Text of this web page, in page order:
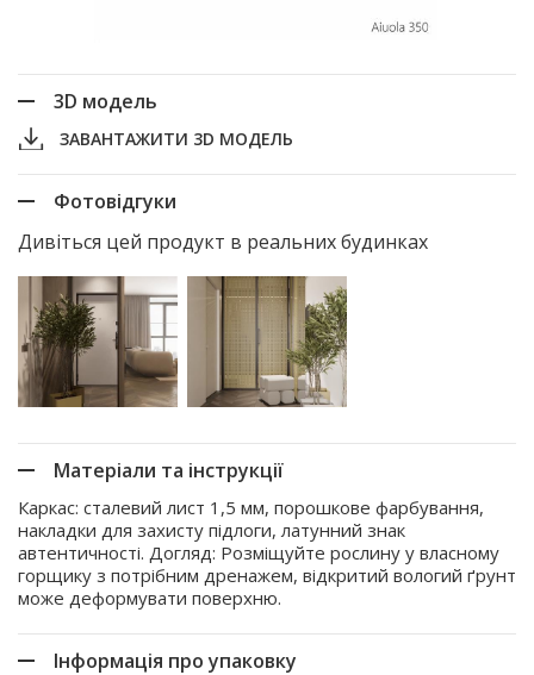
3D модель
ЗАВАНТАЖИТИ 3D МОДЕЛЬ
Фотовідгуки
Дивіться цей продукт в реальних будинках
Матеріали та інструкції
Каркас: сталевий лист 1,5 мм, порошкове фарбування,
накладки для захисту підлоги, латунний знак
автентичності. Догляд: Розміщуйте рослину у власному
горщику з потрібним дренажем, відкритий вологий ґрунт
може деформувати поверхню.
Інформація про упаковку